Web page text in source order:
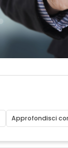
Approfondisci